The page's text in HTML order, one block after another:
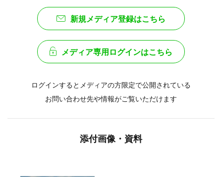
新規メディア登録はこちら
メディア専用ログインはこちら
ログインするとメディアの方限定で公開されている
お問い合わせ先や情報がご覧いただけます
添付画像・資料